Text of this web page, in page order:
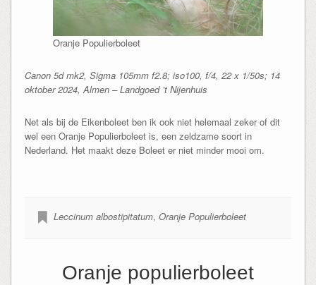
Oranje Populierboleet
Canon 5d mk2, Sigma 105mm f2.8; iso100, f/4, 22 x 1/50s; 14
oktober 2024, Almen – Landgoed ’t Nijenhuis
Net als bij de Eikenboleet ben ik ook niet helemaal zeker of dit
wel een Oranje Populierboleet is, een zeldzame soort in
Nederland. Het maakt deze Boleet er niet minder mooi om.
Leccinum albostipitatum, Oranje Populierboleet
Oranje populierboleet